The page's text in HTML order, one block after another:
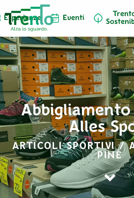
Esperienze Eventi
Alles
ARTICOLI SPORTIVI /
PINÉ